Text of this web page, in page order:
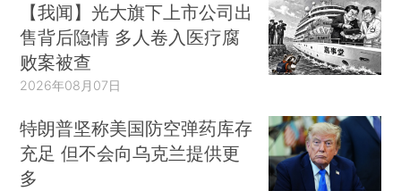
【我闻】光大旗下上市公司出
售背后隐情 多人卷入医疗腐
败案被查
2026年08月07日
特朗普坚称美国防空弹药库存
充足 但不会向乌克兰提供更
多